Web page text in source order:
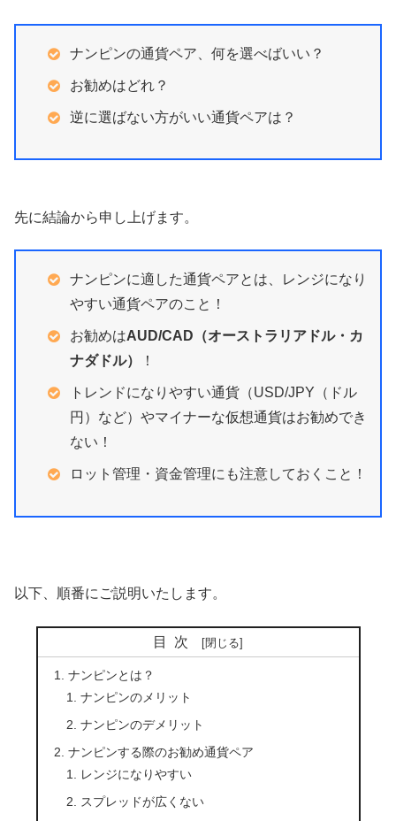
ナンピンの通貨ペア、何を選べばいい？
お勧めはどれ？
逆に選ばない方がいい通貨ペアは？
先に結論から申し上げます。
ナンピンに適した通貨ペアとは、レンジになり
やすい通貨ペアのこと！
お勧めはAUD/CAD（オーストラリアドル・カ
ナダドル）
！
トレンドになりやすい通貨（USD/JPY（ドル
円）など）やマイナーな仮想通貨はお勧めでき
ない！
ロット管理・資金管理にも注意しておくこと！
以下、順番にご説明いたします。
目次
ナンピンとは？
ナンピンのメリット
ナンピンのデメリット
ナンピンする際のお勧め通貨ペア
レンジになりやすい
スプレッドが広くない